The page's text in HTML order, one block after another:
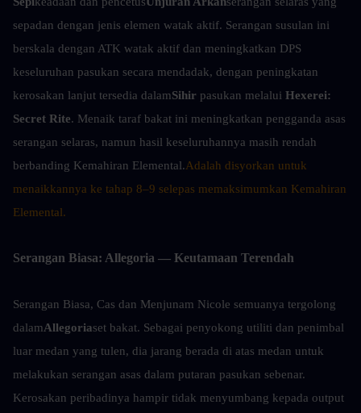
sepadan dengan jenis elemen watak aktif. Serangan susulan ini
berskala dengan ATK watak aktif dan meningkatkan DPS
keseluruhan pasukan secara mendadak, dengan peningkatan
kerosakan lanjut tersedia dalamSihir pasukan melalui Hexerei:
Secret Rite. Menaik taraf bakat ini meningkatkan pengganda asas
serangan selaras, namun hasil keseluruhannya masih rendah
berbanding Kemahiran Elemental.Adalah disyorkan untuk
menaikkannya ke tahap 8–9 selepas memaksimumkan Kemahiran
Elemental.
Serangan Biasa: Allegoria — Keutamaan Terendah
Serangan Biasa, Cas dan Menjunam Nicole semuanya tergolong
dalamAllegoriaset bakat. Sebagai penyokong utiliti dan penimbal
luar medan yang tulen, dia jarang berada di atas medan untuk
melakukan serangan asas dalam putaran pasukan sebenar.
Kerosakan peribadinya hampir tidak menyumbang kepada output